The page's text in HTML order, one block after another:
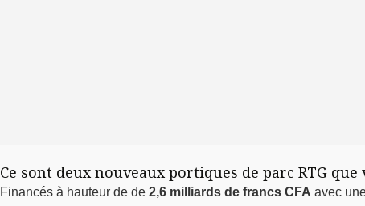
Ce sont deux nouveaux portiques de parc RTG
Financés à hauteur de de 2,6 milliards de francs CFA avec